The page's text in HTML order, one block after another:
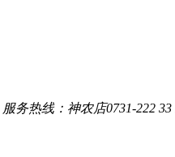
服务热线：神农店0731-222